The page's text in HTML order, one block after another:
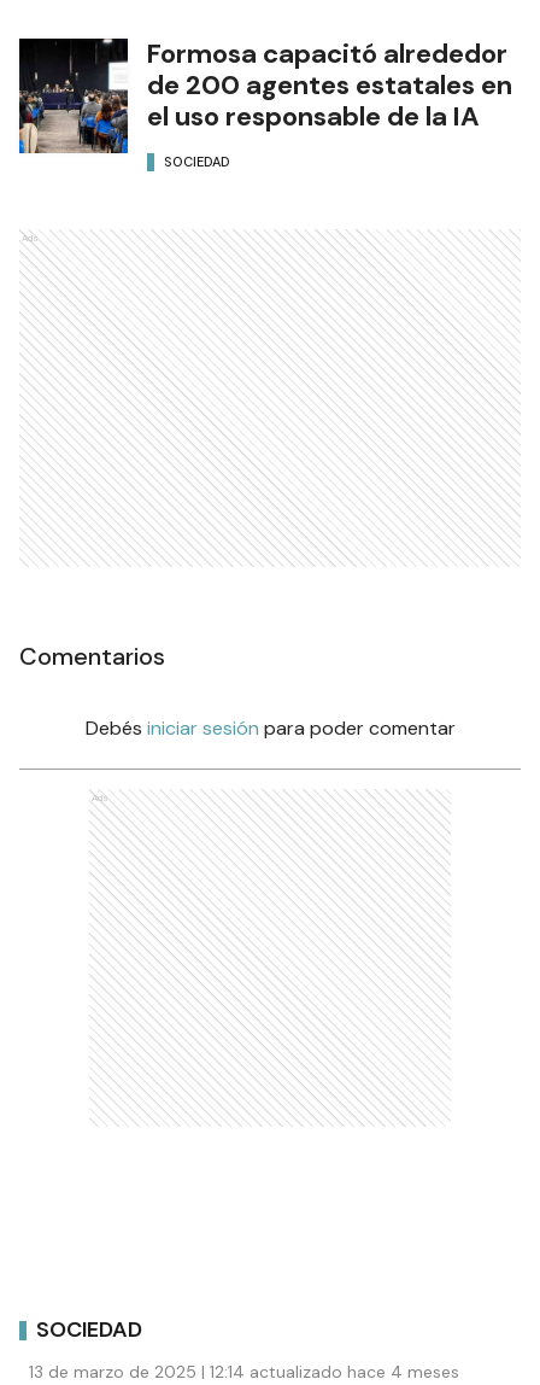
Formosa capacitó alrededor
de 200 agentes estatales en
el uso responsable de la IA
SOCIEDAD
Ads
Comentarios
Debés iniciar sesión para poder comentar
Ads
SOCIEDAD
13 de marzo de 2025 | 12:14 actualizado hace 4 meses